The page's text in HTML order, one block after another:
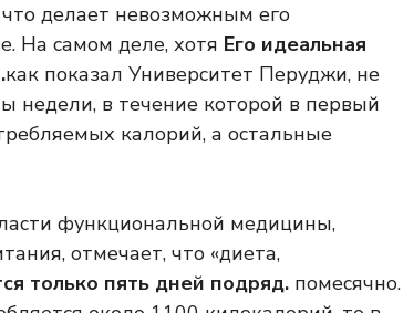
делает невозможным его
На самом деле, хотя Его идеальная
как показал Университет Перуджи, не
недели, в течение которой в первый
калорий, а остальные
функциональной медицины,
отмечает, что «диета,
только пять дней подряд. помесячно.